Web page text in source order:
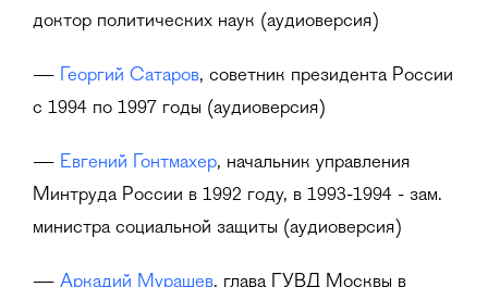
доктор политических наук (аудиоверсия)
— Георгий Сатаров, советник президента России
с 1994 по 1997 годы (аудиоверсия)
— Евгений Гонтмахер, начальник управления
Минтруда России в 1992 году, в 1993-1994 - зам.
министра социальной защиты (аудиоверсия)
— Аркадий Мурашев, глава ГУВД Москвы в